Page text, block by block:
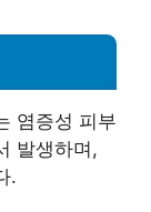
염증성 피부
발생하며,
.